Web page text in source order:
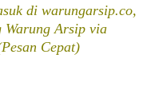
di warungarsip.co,
Warung Arsip via
Cepat)